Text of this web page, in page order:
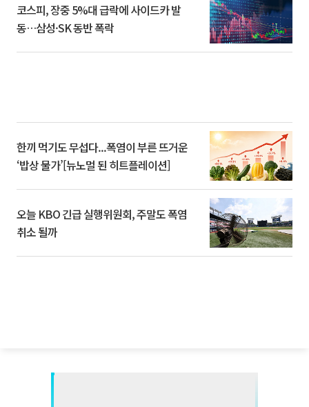
코스피, 장중 5%대 급락에 사이드카 발
동…삼성·SK 동반 폭락
한끼 먹기도 무섭다...폭염이 부른 뜨거운
‘밥상 물가’[뉴노멀 된 히트플레이션]
오늘 KBO 긴급 실행위원회, 주말도 폭염
취소 될까